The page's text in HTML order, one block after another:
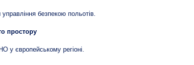
управління безпекою польотів.
простору
у європейському регіоні.